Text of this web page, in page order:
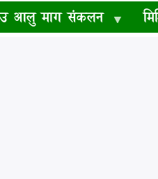
आलु माग संकलन